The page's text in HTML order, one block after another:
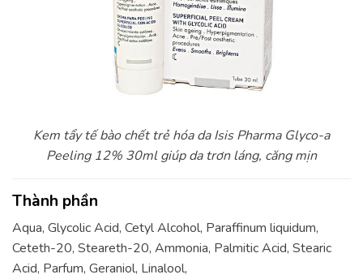
Kem tẩy tế bào chết trẻ hóa da Isis Pharma Glyco-a
Peeling 12% 30ml giúp da trơn láng, căng mịn
Thành phần
Aqua, Glycolic Acid, Cetyl Alcohol, Paraffinum liquidum,
Ceteth-20, Steareth-20, Ammonia, Palmitic Acid, Stearic
Acid, Parfum, Geraniol, Linalool,